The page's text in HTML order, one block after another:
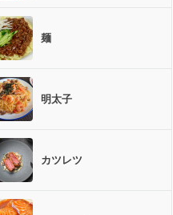
麺
明太子
カツレツ